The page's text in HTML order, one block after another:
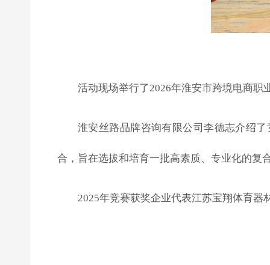
活动现场举行了2026年淮安市跨境电商职
淮安丝路品牌咨询有限公司李德志介绍
合，旨在选拔和培育一批高素质、专业化的复
2025年竞赛获奖企业代表江苏宝翔体育